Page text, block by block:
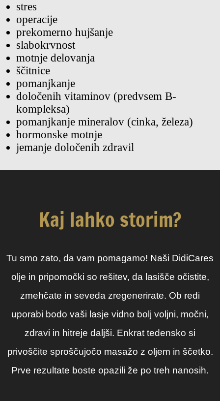
stres
operacije
prekomerno hujšanje
slabokrvnost
motnje delovanja
ščitnice
pomanjkanje
določenih vitaminov (predvsem B-
kompleksa)
pomanjkanje mineralov (cinka, železa)
hormonske motnje
jemanje določenih zdravil
Kaj lahko storim?
Tu smo zato, da vam pomagamo! Naši DidiCares
olje in pripomočki so rešitev, da lasišče očistite,
zmehčate in seveda zregenerirate. Ob redi
uporabi bodo vaši lasje vidno bolj voljni, močni,
zdravi in hitreje daljši. Enkrat tedensko si
privoščite sproščujočo masažo z oljem in ščetko.
Prve rezultate boste opazili že po treh nanosih.